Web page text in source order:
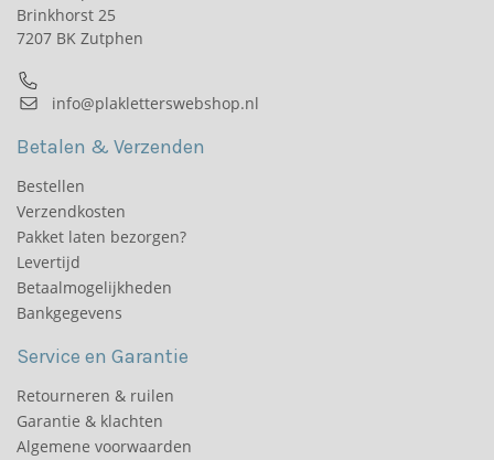
Brinkhorst 25
7207 BK Zutphen
info@plakletterswebshop.nl
Betalen & Verzenden
Bestellen
Verzendkosten
Pakket laten bezorgen?
Levertijd
Betaalmogelijkheden
Bankgegevens
Service en Garantie
Retourneren & ruilen
Garantie & klachten
Algemene voorwaarden